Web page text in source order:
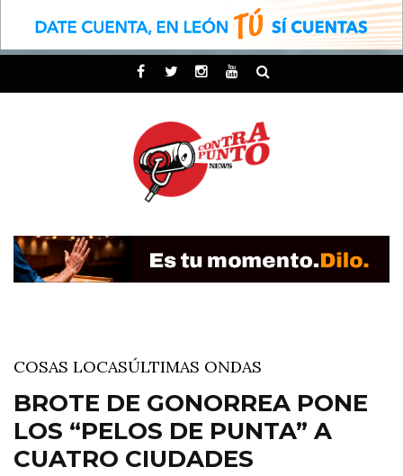
COSAS LOCASÚLTIMAS ONDAS
BROTE DE GONORREA PONE
LOS “PELOS DE PUNTA” A
CUATRO CIUDADES